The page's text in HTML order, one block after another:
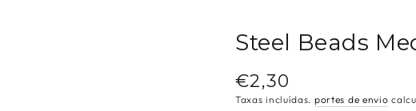
Steel Beads
Preço
regular
€2,30
Taxas incluídas. portes de envio